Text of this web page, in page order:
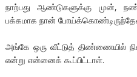
நாற்பது ஆண்டுகளுக்கு முன்,
பக்கமாக நான்
அங்கே ஒரு வீட்டுத் திண்ணையில்
என்று என்னைக் கூப்பிட்டாள்.